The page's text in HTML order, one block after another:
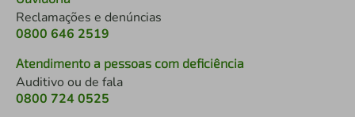
Reclamações e denúncias
0800 646 2519
Atendimento a pessoas com deficiência
Auditivo ou de fala
0800 724 0525